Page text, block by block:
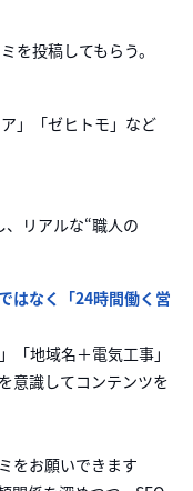
投稿してもらう。
」「ゼヒトモ」など
リアルな“職人の
はなく「24時間働く営
「地域名＋電気工事」
意識してコンテンツを
をお願いできます